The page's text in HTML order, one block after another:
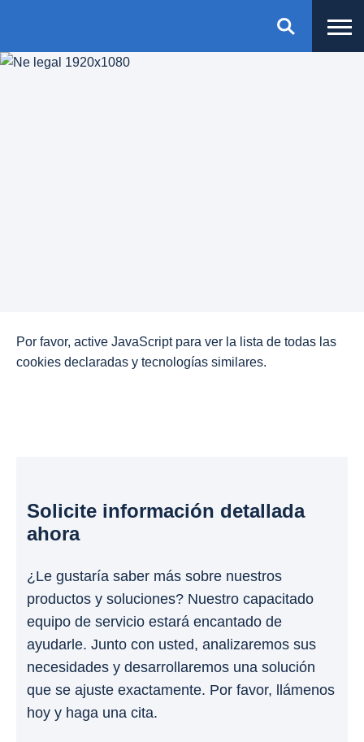
Por favor, active JavaScript para ver la lista de todas las
cookies declaradas y tecnologías similares.
Solicite información detallada
ahora
¿Le gustaría saber más sobre nuestros
productos y soluciones? Nuestro capacitado
equipo de servicio estará encantado de
ayudarle. Junto con usted, analizaremos sus
necesidades y desarrollaremos una solución
que se ajuste exactamente. Por favor, llámenos
hoy y haga una cita.